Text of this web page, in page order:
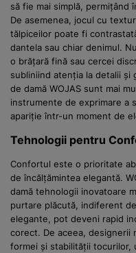
să fie mai simplă, permițând
De asemenea, jocul cu
tălpiceilor poate fi
dantela sau chiar denimul.
o brățară fină sau cercei
subliniind atenția la detalii și
de damă WOJAS sunt mai
instrumente de exprimare a
apariție într-un moment de
Tehnologii pentru
Confortul este o prioritate
de încălțămintea elegantă.
damă tehnologii inovatoare
purtare plăcută, indiferent
elegante, pot deveni rapid
corect. De aceea,
formei și stabilității tocurilor,